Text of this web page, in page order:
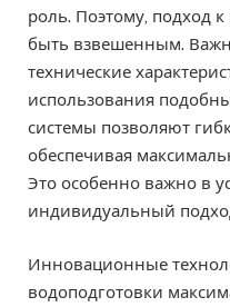
роль. Поэтому, подход
быть взвешенным.
технические
использования
системы позволяют
обеспечивая
Это особенно важно в
индивидуальный
Инновационные
водоподготовки